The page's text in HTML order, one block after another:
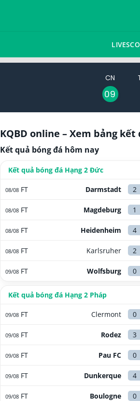
CN
09
KQBD online – Xem bảng kết
Kết quả bóng đá hôm nay
Kết quả bóng đá Hạng 2 Đức
08/08 FT Darmstadt 2
08/08 FT Magdeburg 1
08/08 FT Heidenheim 4
08/08 FT Karlsruher 2
09/08 FT Wolfsburg 0
Kết quả bóng đá Hạng 2 Pháp
09/08 FT Clermont 0
09/08 FT Rodez 3
09/08 FT Pau FC 0
09/08 FT Dunkerque 4
09/08 FT Boulogne 0